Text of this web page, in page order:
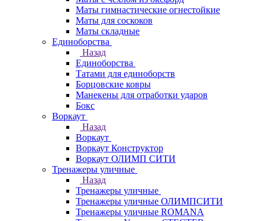
Маты гимнастические огнестойкие
Маты для соскоков
Маты складные
Единоборства
Назад
Единоборства
Татами для единоборств
Борцовские ковры
Манекены для отработки ударов
Бокс
Воркаут
Назад
Воркаут
Воркаут Конструктор
Воркаут ОЛИМП СИТИ
Тренажеры уличные
Назад
Тренажеры уличные
Тренажеры уличные ОЛИМПСИТИ
Тренажеры уличные ROMANA